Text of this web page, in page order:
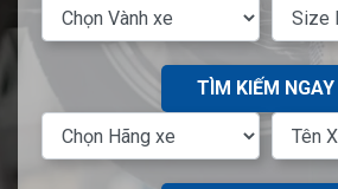
TÌM KIẾM NGAY